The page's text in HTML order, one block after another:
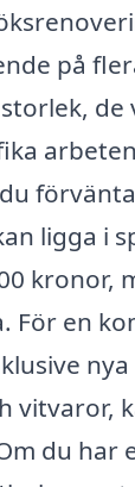
på
ligga i
kronor,
För en
nya
vitvaror,
du har